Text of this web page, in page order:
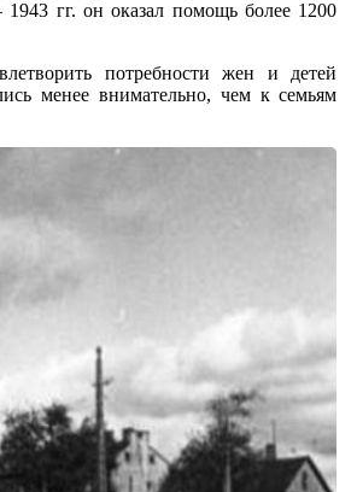
1943 гг. он оказал помощь более 1200
потребности жен и детей
менее внимательно, чем к семьям